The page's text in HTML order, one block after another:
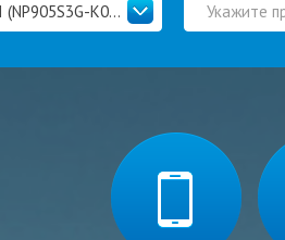
Samsung NP905S3GI (NP905S3G-K01RU) Укажите